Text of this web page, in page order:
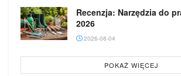
Recenzja: Narzędzia do
2026
2026-08-04
POKAŻ WIĘCEJ